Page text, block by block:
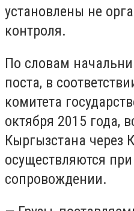
установлены не
контроля.
По словам
поста, в
комитета
октября 2015 года,
Кыргызстана через
осуществляются
сопровождении.